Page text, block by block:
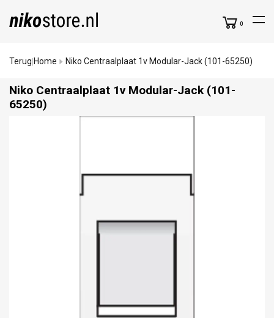
0
Terug Home Niko Centraalplaat 1v Modular-Jack (101-65250)
Niko Centraalplaat 1v Modular-Jack (101-
65250)